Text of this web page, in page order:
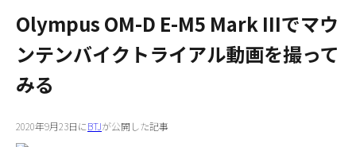
Olympus OM-D E-M5 Mark IIIでマウ
ンテンバイクトライアル動画を撮って
みる
2020年9月23日にBTJが公開した記事